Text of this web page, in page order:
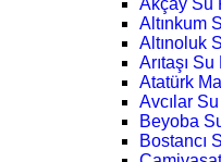
Akçay Su
Altınkum
Altınoluk
Arıtaşı
Atatürk
Avcılar
Beyoba
Bostancı